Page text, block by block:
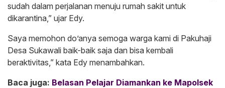
sudah dalam perjalanan menuju rumah sakit untuk
dikarantina,” ujar Edy.
Saya memohon do’anya semoga warga kami di Pakuhaji
Desa Sukawali baik-baik saja dan bisa kembali
beraktivitas,” kata Edy menambahkan.
Baca juga: Belasan Pelajar Diamankan ke Mapolsek